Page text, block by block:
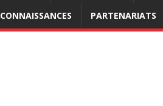
CONNAISSANCES PARTENARIATS